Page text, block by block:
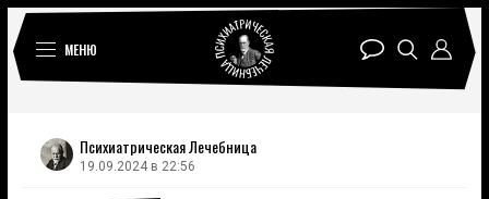
МЕНЮ
Психиатрическая Лечебница
19.09.2024 в 22:56